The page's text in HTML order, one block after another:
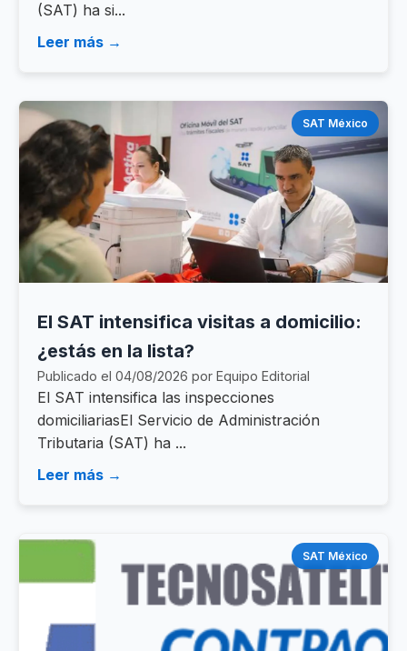
(SAT) ha si...
Leer más →
SAT México
El SAT intensifica visitas a domicilio:
¿estás en la lista?
Publicado el 04/08/2026 por Equipo Editorial
El SAT intensifica las inspecciones
domiciliariasEl Servicio de Administración
Tributaria (SAT) ha ...
Leer más →
SAT México